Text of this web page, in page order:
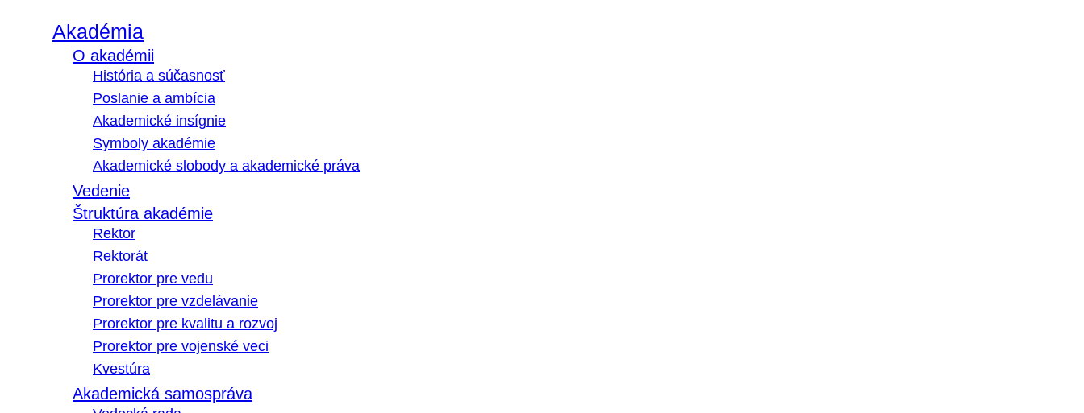
Akadémia
O akadémii
História a súčasnosť
Poslanie a ambícia
Akademické insígnie
Symboly akadémie
Akademické slobody a akademické práva
Vedenie
Štruktúra akadémie
Rektor
Rektorát
Prorektor pre vedu
Prorektor pre vzdelávanie
Prorektor pre kvalitu a rozvoj
Prorektor pre vojenské veci
Kvestúra
Akademická samospráva